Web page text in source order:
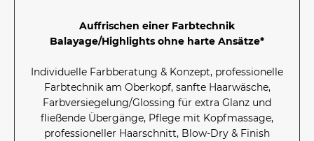
Auffrischen einer Farbtechnik
Balayage/Highlights ohne harte Ansätze*
Individuelle Farbberatung & Konzept, professionelle
Farbtechnik am Oberkopf, sanfte Haarwäsche,
Farbversiegelung/Glossing für extra Glanz und
fließende Übergänge, Pflege mit Kopfmassage,
professioneller Haarschnitt, Blow-Dry & Finish